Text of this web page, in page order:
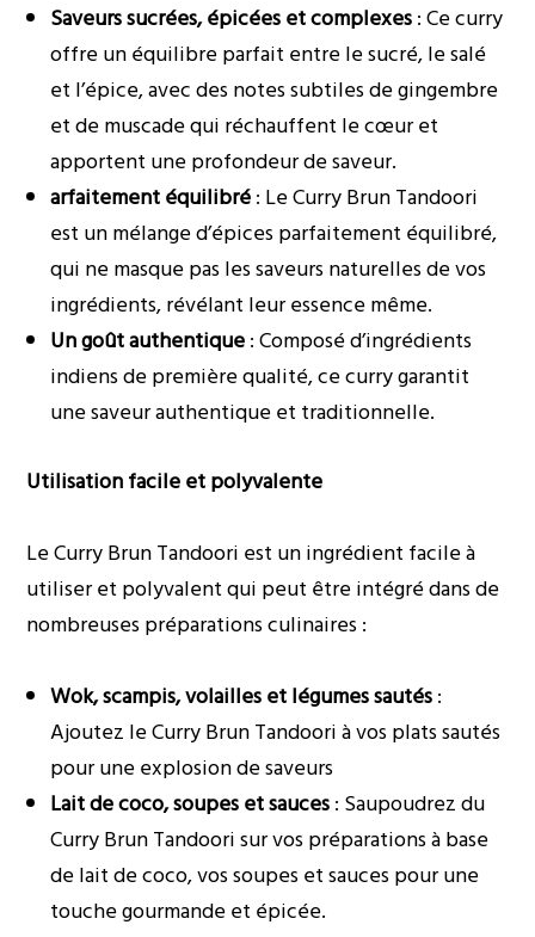
Saveurs sucrées, épicées et complexes: Ce curry
offre un équilibre parfait entre le sucré, le salé
et l’épice, avec des notes subtiles de gingembre
et de muscade qui réchauffent le cœur et
apportent une profondeur de saveur.
arfaitement équilibré: Le Curry Brun Tandoori
est un mélange d’épices parfaitement équilibré,
qui ne masque pas les saveurs naturelles de vos
ingrédients, révélant leur essence même.
Un goût authentique: Composé d’ingrédients
indiens de première qualité, ce curry garantit
une saveur authentique et traditionnelle.
Utilisation facile et polyvalente
Le Curry Brun Tandoori est un ingrédient facile à
utiliser et polyvalent qui peut être intégré dans de
nombreuses préparations culinaires :
Wok, scampis, volailles et légumes sautés:
Ajoutez le Curry Brun Tandoori à vos plats sautés
pour une explosion de saveurs
Lait de coco, soupes et sauces: Saupoudrez du
Curry Brun Tandoori sur vos préparations à base
de lait de coco, vos soupes et sauces pour une
touche gourmande et épicée.